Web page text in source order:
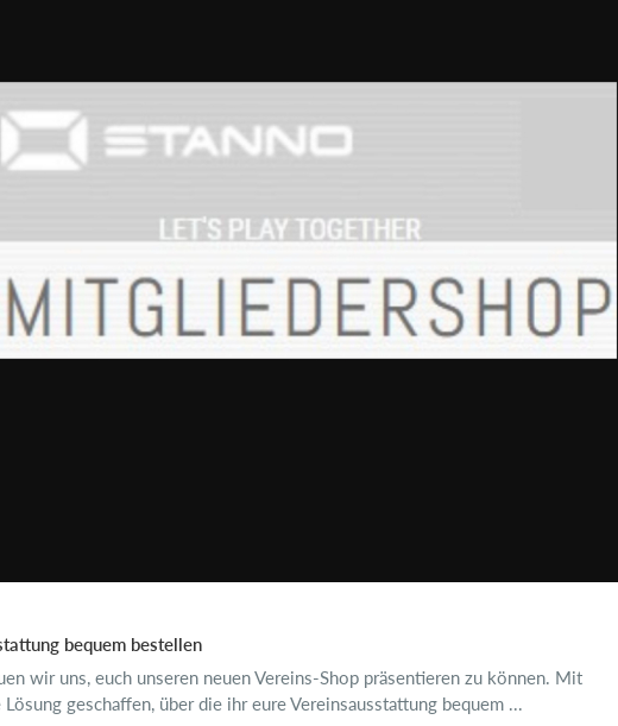
bequem bestellen
wir uns, euch unseren neuen Vereins-Shop präsentieren zu können. Mit
geschaffen, über die ihr eure Vereinsausstattung bequem ...